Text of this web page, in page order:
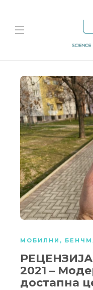
МОБИЛНИ ,
2021 –
достапна